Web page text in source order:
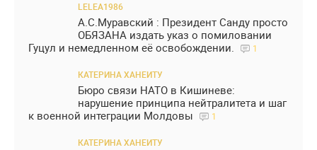
LELEA1986
А.С.Муравский : Президент Санду просто
ОБЯЗАНА издать указ о помиловании
Гуцул и немедленном её освобождении.
1
КАТЕРИНА ХАНЕИТУ
Бюро связи НАТО в Кишиневе:
нарушение принципа нейтралитета и шаг
к военной интеграции Молдовы
1
КАТЕРИНА ХАНЕИТУ